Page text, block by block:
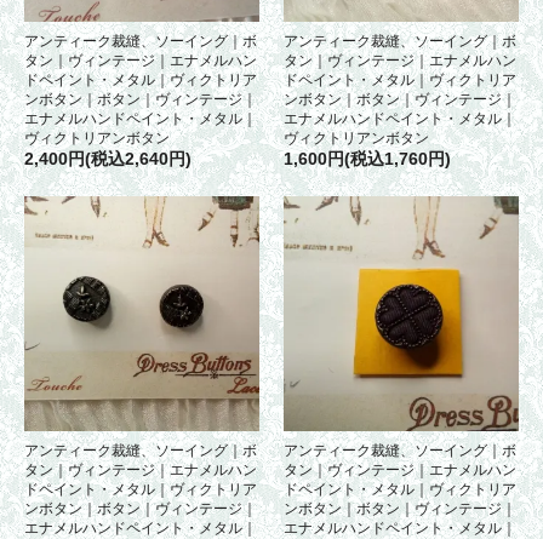
アンティーク裁縫、ソーイング｜ボ
タン｜ヴィンテージ｜エナメルハン
ドペイント・メタル｜ヴィクトリア
ンボタン｜ボタン｜ヴィンテージ｜
エナメルハンドペイント・メタル｜
ヴィクトリアンボタン
2,400円(税込2,640円)
アンティーク裁縫、ソーイング｜ボ
タン｜ヴィンテージ｜エナメルハン
ドペイント・メタル｜ヴィクトリア
ンボタン｜ボタン｜ヴィンテージ｜
エナメルハンドペイント・メタル｜
ヴィクトリアンボタン
1,600円(税込1,760円)
アンティーク裁縫、ソーイング｜ボ
タン｜ヴィンテージ｜エナメルハン
ドペイント・メタル｜ヴィクトリア
ンボタン｜ボタン｜ヴィンテージ｜
エナメルハンドペイント・メタル｜
アンティーク裁縫、ソーイング｜ボ
タン｜ヴィンテージ｜エナメルハン
ドペイント・メタル｜ヴィクトリア
ンボタン｜ボタン｜ヴィンテージ｜
エナメルハンドペイント・メタル｜